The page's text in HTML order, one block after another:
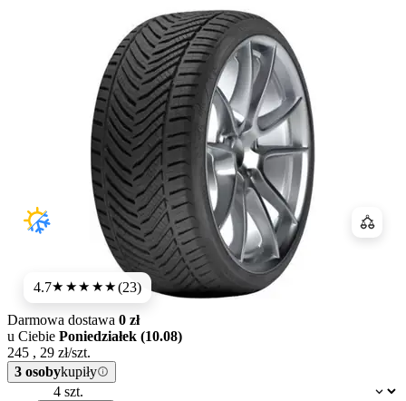
4.7★★★★★(23)
Dostępność:
Darmowa dostawa 0 zł
u Ciebie Poniedziałek (10.08)
245 , 29 zł/szt.
3 osobykupiły